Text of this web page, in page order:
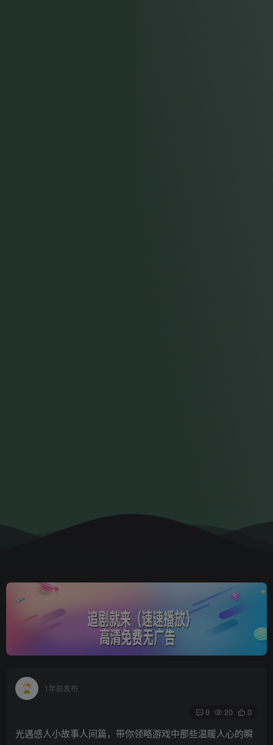
1年前发布
0 20 0
光遇感人小故事人间篇，带你领略游戏中那些温暖人心的瞬